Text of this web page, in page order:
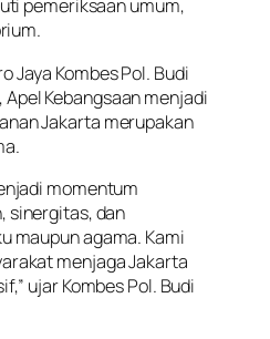
pemeriksaan umum,
Jaya Kombes Pol. Budi
Kebangsaan menjadi
Jakarta merupakan
momentum
sinergitas, dan
maupun agama. Kami
menjaga Jakarta
ujar Kombes Pol. Budi